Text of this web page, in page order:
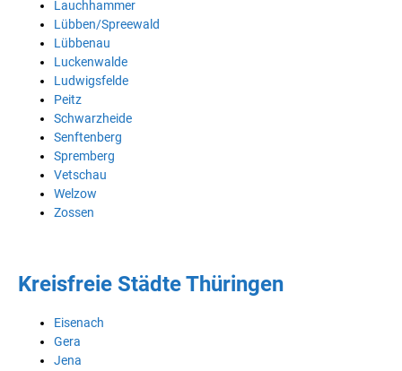
Lauchhammer
Lübben/Spreewald
Lübbenau
Luckenwalde
Ludwigsfelde
Peitz
Schwarzheide
Senftenberg
Spremberg
Vetschau
Welzow
Zossen
Kreisfreie Städte Thüringen
Eisenach
Gera
Jena